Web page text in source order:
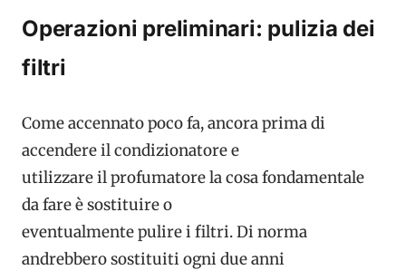
Operazioni preliminari: pulizia dei
filtri
Come accennato poco fa, ancora prima di
accendere il condizionatore e
utilizzare il profumatore la cosa fondamentale
da fare è sostituire o
eventualmente pulire i filtri. Di norma
andrebbero sostituiti ogni due anni